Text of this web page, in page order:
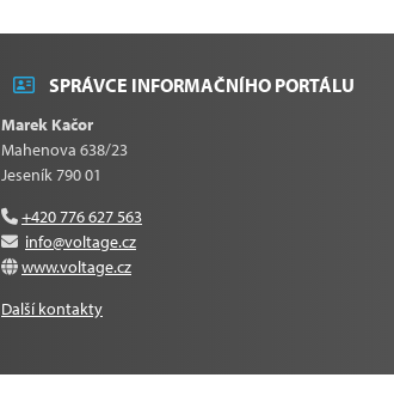
SPRÁVCE INFORMAČNÍHO PORTÁLU
Marek Kačor
Mahenova 638/23
Jeseník 790 01
+420 776 627 563
info@voltage.cz
www.voltage.cz
Další kontakty